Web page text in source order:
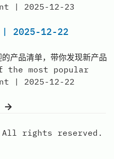
| 2025-12-23
| 2025-12-22
品清单，带你发现新产品
the most popular
| 2025-12-22
弗雷free
All rights reserved.